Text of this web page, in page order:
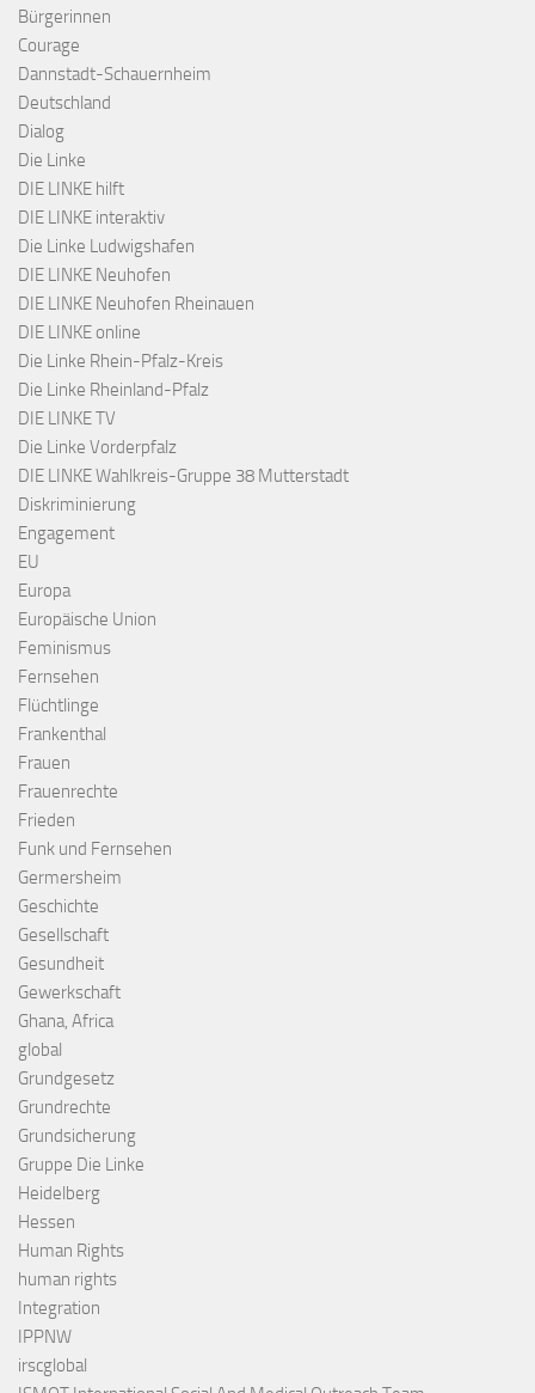
Bürgerinnen
Courage
Dannstadt-Schauernheim
Deutschland
Dialog
Die Linke
DIE LINKE hilft
DIE LINKE interaktiv
Die Linke Ludwigshafen
DIE LINKE Neuhofen
DIE LINKE Neuhofen Rheinauen
DIE LINKE online
Die Linke Rhein-Pfalz-Kreis
Die Linke Rheinland-Pfalz
DIE LINKE TV
Die Linke Vorderpfalz
DIE LINKE Wahlkreis-Gruppe 38 Mutterstadt
Diskriminierung
Engagement
EU
Europa
Europäische Union
Feminismus
Fernsehen
Flüchtlinge
Frankenthal
Frauen
Frauenrechte
Frieden
Funk und Fernsehen
Germersheim
Geschichte
Gesellschaft
Gesundheit
Gewerkschaft
Ghana, Africa
global
Grundgesetz
Grundrechte
Grundsicherung
Gruppe Die Linke
Heidelberg
Hessen
Human Rights
human rights
Integration
IPPNW
irscglobal